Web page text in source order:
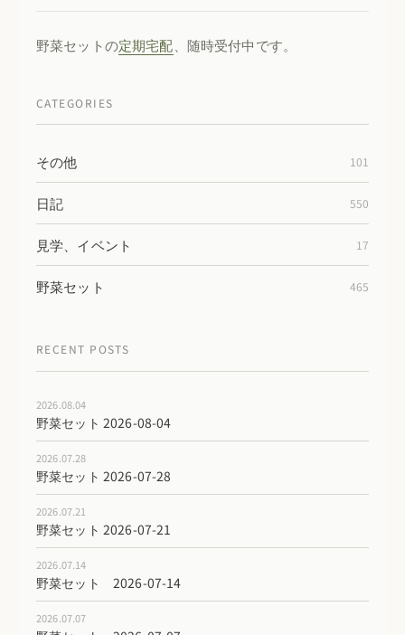
野菜セットの定期宅配 、随時受付中です。
CATEGORIES
その他 101
日記 550
見学、イベント 17
野菜セット 465
RECENT POSTS
2026.08.04
野菜セット 2026-08-04
2026.07.28
野菜セット 2026-07-28
2026.07.21
野菜セット 2026-07-21
2026.07.14
野菜セット 2026-07-14
2026.07.07